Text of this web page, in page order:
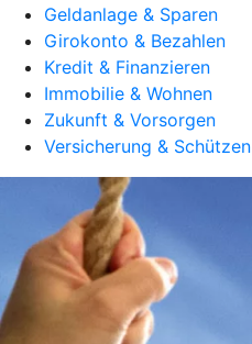
Geldanlage & Sparen
Girokonto & Bezahlen
Kredit & Finanzieren
Immobilie & Wohnen
Zukunft & Vorsorgen
Versicherung & Schützen